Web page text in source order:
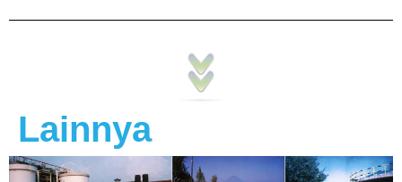
Lainnya